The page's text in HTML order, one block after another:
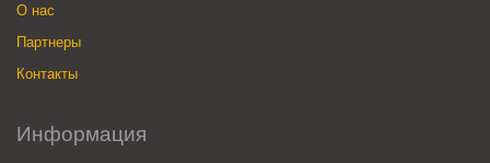
О нас
Партнеры
Контакты
Информация